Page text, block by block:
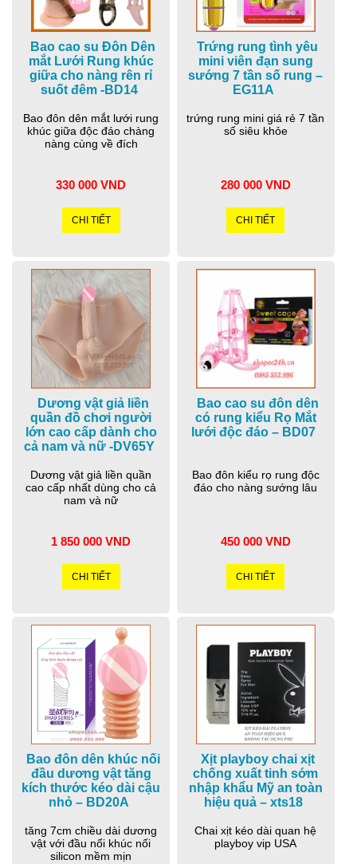
Bao cao su Đôn Dên
mắt Lưới Rung khúc
giữa cho nàng rên rỉ
suốt đêm -BD14
Bao đôn dên mắt lưới rung
khúc giữa độc đáo chàng
nàng cùng về đích
330 000 VND
CHI TIẾT
Trứng rung tình yêu
mini viên đạn sung
sướng 7 tần số rung –
EG11A
trứng rung mini giá rẻ 7 tần
số siêu khỏe
280 000 VND
CHI TIẾT
Dương vật giả liền
quần đồ chơi người
lớn cao cấp dành cho
cả nam và nữ -DV65Y
Dương vật giả liền quần
cao cấp nhất dùng cho cả
nam và nữ
1 850 000 VND
CHI TIẾT
Bao cao su đôn dên
có rung kiểu Rọ Mắt
lưới độc đáo – BD07
Bao đôn kiểu rọ rung độc
đáo cho nàng sướng lâu
450 000 VND
CHI TIẾT
Bao đôn dên khúc nối
đầu dương vật tăng
kích thước kéo dài cậu
nhỏ – BD20A
tăng 7cm chiều dài dương
vật với đầu nối khúc nối
silicon mềm mịn
Xịt playboy chai xịt
chống xuất tinh sớm
nhập khẩu Mỹ an toàn
hiệu quả – xts18
Chai xịt kéo dài quan hệ
playboy vip USA